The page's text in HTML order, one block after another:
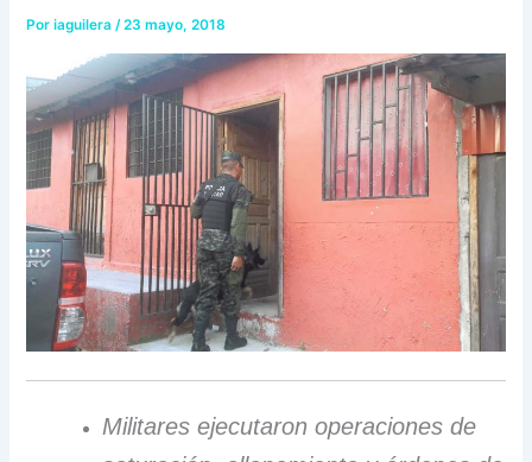
Poriaguilera/23 mayo, 2018
Militares ejecutaron operaciones de